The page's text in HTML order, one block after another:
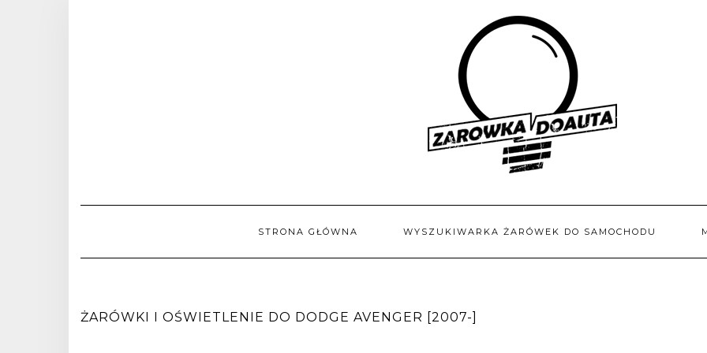
STRONA GŁÓWNA WYSZUKIWARKA ŻARÓWEK DO SAMOCHODU
ŻARÓWKI I OŚWIETLENIE DO DODGE AVENGER [2007-]